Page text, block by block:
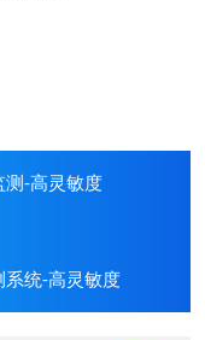
测-高灵敏度
系统-高灵敏度